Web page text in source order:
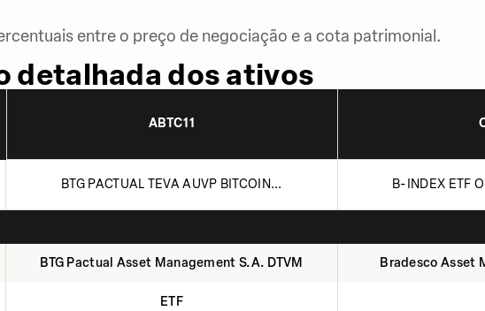
entre o preço de negociação e a cota patrimonial.
detalhada dos ativos
ABTC11
BTG PACTUAL TEVA AUVP BITCOIN... B-INDEX ETF
BTG Pactual Asset Management S.A. DTVM Bradesco Asset
ETF